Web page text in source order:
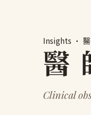
Insights ·
醫
Clinical